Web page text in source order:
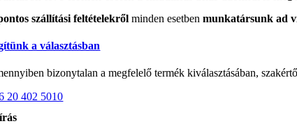
szállítási feltételekről minden esetbenmunkatársunk ad
a választásban
bizonytalan a megfelelő termék kiválasztásában,
20 402 5010